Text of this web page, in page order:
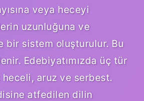
veya heceyi
uzunluğuna ve
bir sistem oluşturulur. Bu
Edebiyatımızda üç tür
heceli, aruz ve serbest.
atfedilen dilin